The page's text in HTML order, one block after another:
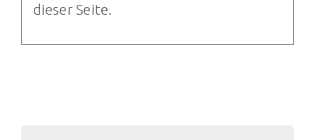
dieser Seite.